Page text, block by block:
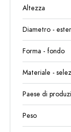
Altezza
Diametro -
Forma - fondo
Materiale -
Paese di
Peso